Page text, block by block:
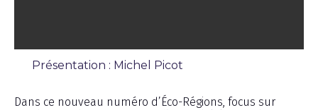
Présentation : Michel Picot
Dans ce nouveau numéro d’Éco-Régions, focus sur